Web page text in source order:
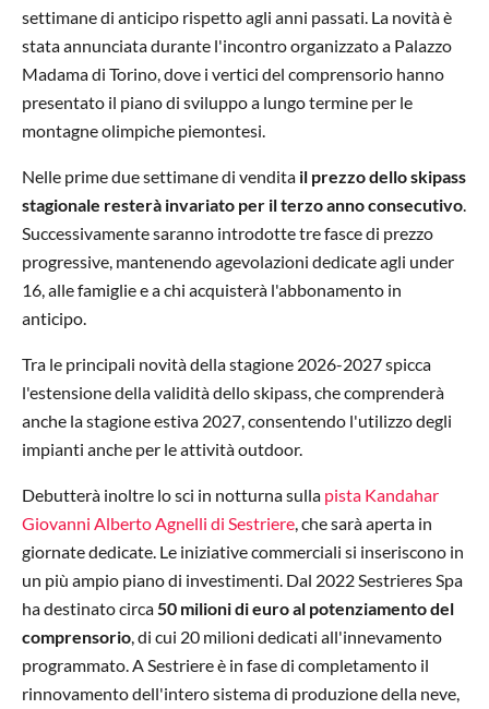
settimane di anticipo rispetto agli anni passati. La novità è
stata annunciata durante l'incontro organizzato a Palazzo
Madama di Torino, dove i vertici del comprensorio hanno
presentato il piano di sviluppo a lungo termine per le
montagne olimpiche piemontesi.
Nelle prime due settimane di vendita il prezzo dello skipass
stagionale resterà invariato per il terzo anno consecutivo
Successivamente saranno introdotte tre fasce di prezzo
progressive, mantenendo agevolazioni dedicate agli under
16, alle famiglie e a chi acquisterà l'abbonamento in
anticipo.
Tra le principali novità della stagione 2026-2027 spicca
l'estensione della validità dello skipass, che comprenderà
anche la stagione estiva 2027, consentendo l'utilizzo degli
impianti anche per le attività outdoor.
Debutterà inoltre lo sci in notturna sulla pista Kandahar
Giovanni Alberto Agnelli di Sestriere , che sarà aperta in
giornate dedicate. Le iniziative commerciali si inseriscono in
un più ampio piano di investimenti. Dal 2022 Sestrieres Spa
ha destinato circa 50 milioni di euro al potenziamento del
comprensorio , di cui 20 milioni dedicati all'innevamento
programmato. A Sestriere è in fase di completamento il
rinnovamento dell'intero sistema di produzione della neve,